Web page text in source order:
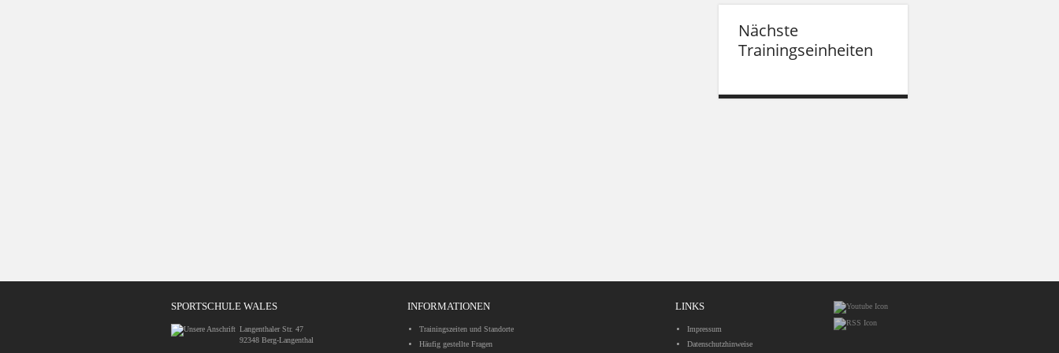
Nächste
Trainingseinheiten
SPORTSCHULE WALES
Langenthaler Str. 47
92348 Berg-Langenthal
INFORMATIONEN
Trainingszeiten und Standorte
Häufig gestellte Fragen
LINKS
Impressum
Datenschutzhinweise